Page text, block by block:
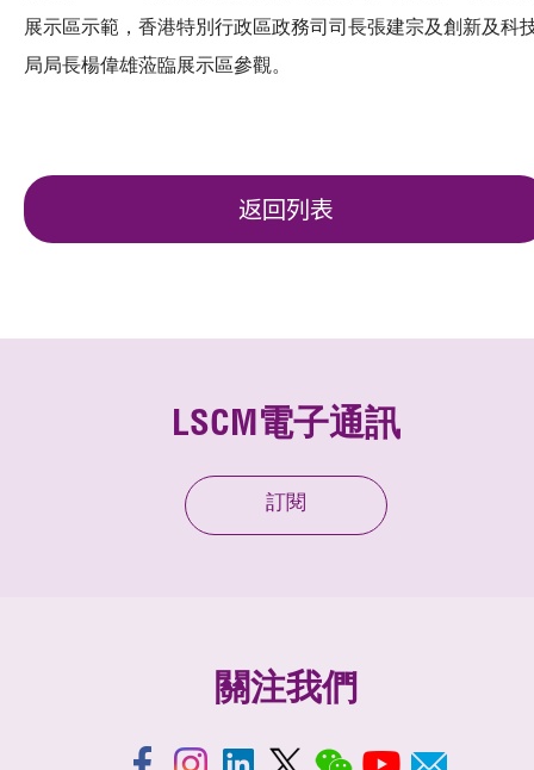
展示區示範，香港特別行政區政務司司長張建宗及創新及科
局局長楊偉雄蒞臨展示區參觀。
返回列表
LSCM電子通訊
訂閱
關注我們